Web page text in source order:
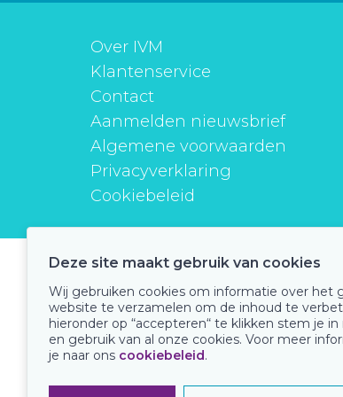
Over IVM
Klantenservice
Contact
Aanmelden nieuwsbrief
Algemene voorwaarden
Privacyverklaring
Cookiebeleid
instituutverantwoordmedicijngebruik
Onze keurmerken
Deze site maakt gebruik van cookies
Wij gebruiken cookies om informatie over het
website te verzamelen om de inhoud te
hieronder op “accepteren“ te klikken stem je
en gebruik van al onze cookies. Voor meer
je naar ons cookiebeleid.